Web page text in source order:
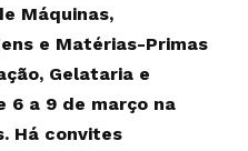
Máquinas,
e Matérias-Primas
Gelataria e
6 a 9 de março na
Há convites